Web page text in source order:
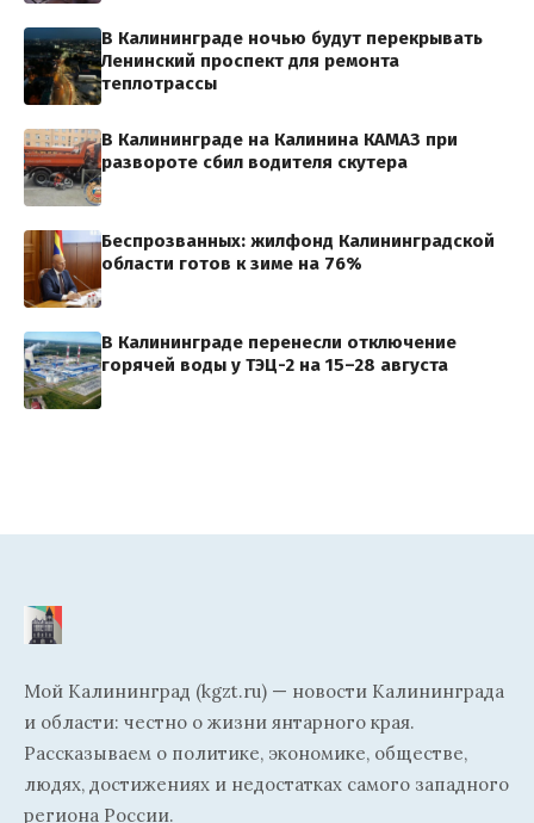
В Калининграде ночью будут перекрывать
Ленинский проспект для ремонта
теплотрассы
В Калининграде на Калинина КАМАЗ при
развороте сбил водителя скутера
Беспрозванных: жилфонд Калининградской
области готов к зиме на 76%
В Калининграде перенесли отключение
горячей воды у ТЭЦ-2 на 15–28 августа
Мой Калининград (kgzt.ru) — новости Калининграда
и области: честно о жизни янтарного края.
Рассказываем о политике, экономике, обществе,
людях, достижениях и недостатках самого западного
региона России.